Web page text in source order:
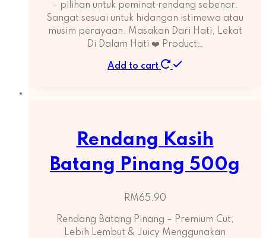
– pilihan untuk peminat rendang sebenar.
Sangat sesuai untuk hidangan istimewa atau
musim perayaan. Masakan Dari Hati, Lekat
Di Dalam Hati ❤️ Product…
Add to cart
Rendang Kasih
Batang Pinang 500g
RM65.90
Rendang Batang Pinang – Premium Cut,
Lebih Lembut & Juicy Menggunakan